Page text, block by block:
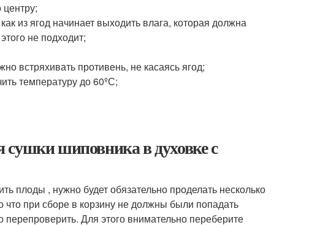
из ягод начинает выходить влага, которая должна
не подходит;
встряхивать противень, не касаясь ягод;
температуру до 60ºС;
шиповника в духовке с
плоды , нужно будет обязательно проделать несколько
при сборе в корзину не должны были попадать
Для этого внимательно переберите